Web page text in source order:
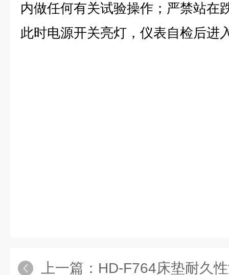
内做任何有关试验操作；严禁站在
此时电源开关亮灯，仪表自检后进
上一篇： HD-F764床垫耐久